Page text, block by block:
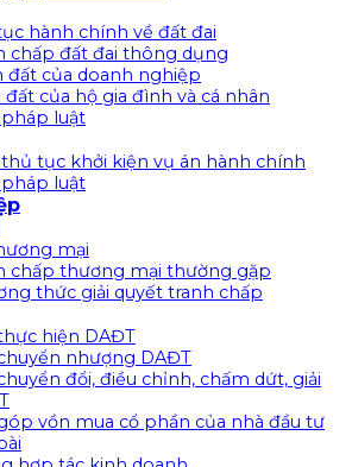
hành chính về đất đai
chấp đất đai thông dụng
đất của doanh nghiệp
của hộ gia đình và cá nhân
luật
thủ tục khởi kiện vụ án hành chính
luật
mại
chấp thương mại thường gặp
thức giải quyết tranh chấp
hiện DAĐT
nhượng DAĐT
đổi, điều chỉnh, chấm dứt, giải
vồn mua cổ phần của nhà đầu tư